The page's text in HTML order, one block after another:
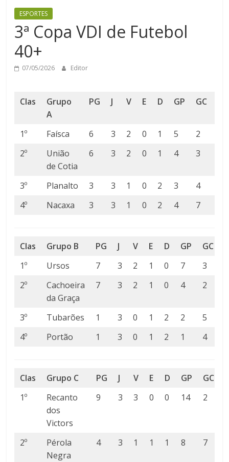
ESPORTES
3ª Copa VDI de Futebol
40+
07/05/2026 Editor
Clas
Grupo
A
PG J V E D GP GC
1º Faísca 6 3 2 0 1 5 2
2º
União
de Cotia
6 3 2 0 1 4 3
3º Planalto 3 3 1 0 2 3 4
4º
Nacaxa 3 3 1 0 2 4 7
Clas Grupo B PG J V E D GP GC
1º
Ursos 7 3 2 1 0 7 3
2º
Cachoeira
da Graça
7 3 2 1 0 4 2
3º Tubarões 1 3 0 1 2 2 5
4º
Portão 1 3 0 1 2 1 4
Clas Grupo C PG J V E D GP GC
1º
Recanto
dos
Victors
9 3 3 0 0 14 2
2º
Pérola
Negra
4 3 1 1 1 8 7